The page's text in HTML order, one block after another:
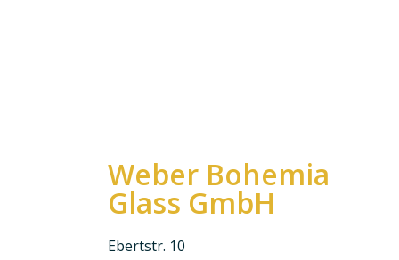
Weber Bohemia
Glass GmbH
Ebertstr. 10